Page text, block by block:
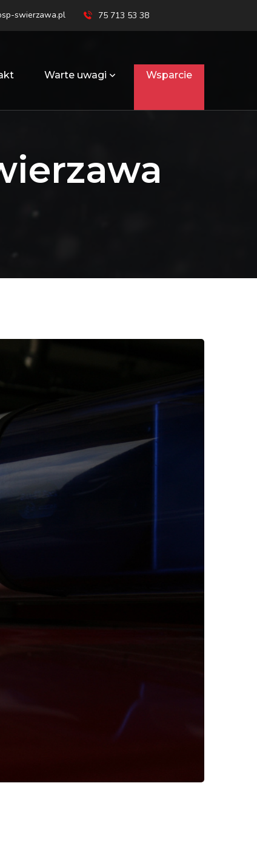
swierzawa.pl 75 713 53 38
Warte uwagi Wsparcie